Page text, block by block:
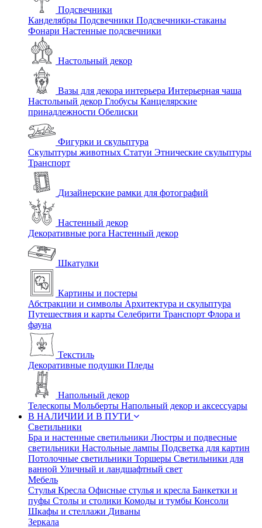
Подсвечники
Канделябры Подсвечники Подсвечники-стаканы
Фонари Настенные подсвечники
Настольный декор
Вазы для декора интерьера Интерьерная чаша
Настольный декор Глобусы Канцелярские
принадлежности Обелиски
Фигурки и скульптура
Скульптуры животных Статуи Этнические скульптуры
Транспорт
Дизайнерские рамки для фотографий
Настенный декор
Декоративные рога Настенный декор
Шкатулки
Картины и постеры
Абстракции и символы Архитектура и скульптура
Путешествия и карты Селебрити Транспорт Флора и
фауна
Текстиль
Декоративные подушки Пледы
Напольный декор
Телескопы Мольберты Напольный декор и аксессуары
В НАЛИЧИИ И В ПУТИ
Светильники
Бра и настенные светильники Люстры и подвесные
светильники Настольные лампы Подсветка для картин
Потолочные светильники Торшеры Светильники для
ванной Уличный и ландшафтный свет
Мебель
Стулья Кресла Офисные стулья и кресла Банкетки и
пуфы Столы и столики Комоды и тумбы Консоли
Шкафы и стеллажи Диваны
Зеркала